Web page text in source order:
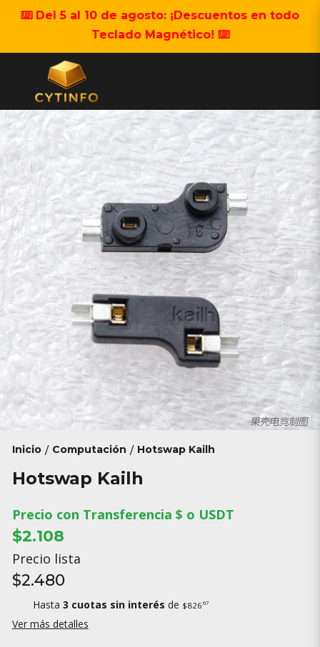
⌨️ Del 5 al 10 de agosto: ¡Descuentos en todo
Teclado Magnético! ⌨️
Inicio / Computación / Hotswap Kailh
Hotswap Kailh
Precio con Transferencia $ o USDT
$2.108
Precio lista
$2.480
Hasta 3 cuotas sin interés de $826 67
Ver más detalles